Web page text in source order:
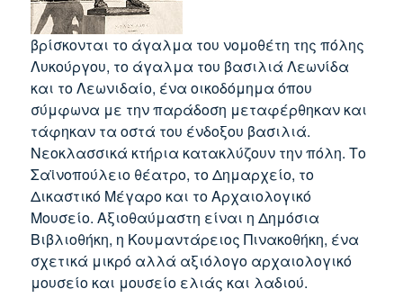
βρίσκονται το άγαλμα του νομοθέτη της πόλης
Λυκούργου, το άγαλμα του βασιλιά Λεωνίδα
και το Λεωνιδαίο, ένα οικοδόμημα όπου
σύμφωνα με την παράδοση μεταφέρθηκαν και
τάφηκαν τα οστά του ένδοξου βασιλιά.
Νεοκλασσικά κτήρια κατακλύζουν την πόλη. Το
Σαϊνοπούλειο θέατρο, το Δημαρχείο, το
Δικαστικό Μέγαρο και το Αρχαιολογικό
Μουσείο. Αξιοθαύμαστη είναι η Δημόσια
Βιβλιοθήκη, η Κουμαντάρειος Πινακοθήκη, ένα
σχετικά μικρό αλλά αξιόλογο αρχαιολογικό
μουσείο και μουσείο ελιάς και λαδιού.